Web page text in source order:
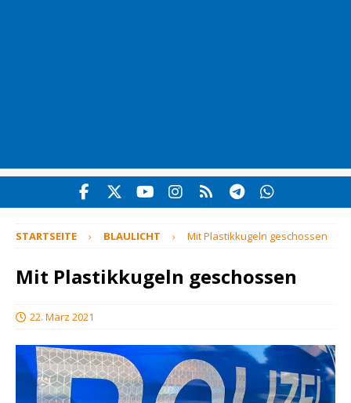
STARTSEITE BLAULICHT Mit Plastikkugeln geschossen
Mit Plastikkugeln geschossen
22. März 2021